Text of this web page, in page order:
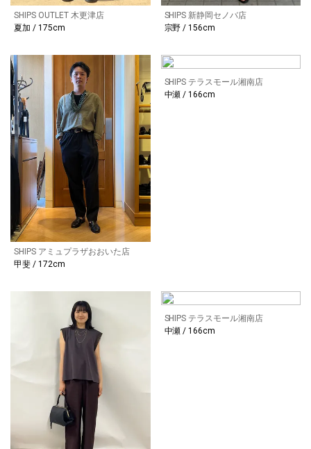
SHIPS OUTLET 木更津店
夏加 / 175cm
SHIPS 新静岡セノバ店
宗野 / 156cm
SHIPS アミュプラザおおいた店
甲斐 / 172cm
SHIPS テラスモール湘南店
中瀬 / 166cm
SHIPS テラスモール湘南店
中瀬 / 166cm